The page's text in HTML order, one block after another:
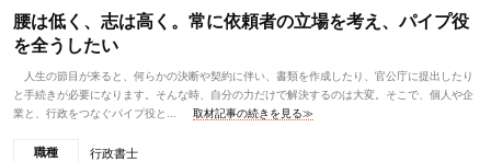
腰は低く、志は高く。常に依頼者の立場を考え、パイプ役
を全うしたい
人生の節目が来ると、何らかの決断や契約に伴い、書類を作成したり、官公庁に提出したり
と手続きが必要になります。そんな時、自分の力だけで解決するのは大変。そこで、個人や企
業と、行政をつなぐパイプ役と...
取材記事の続きを見る≫
職種 行政書士